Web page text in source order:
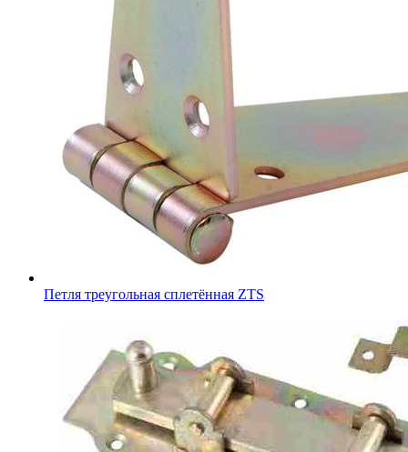
Петля треугольная сплетённая ZTS